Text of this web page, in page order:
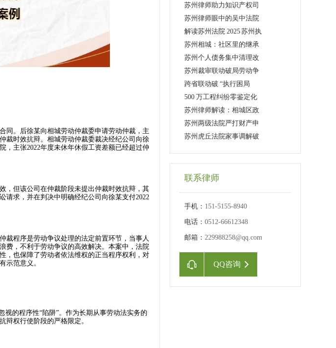
。后徐某向相城劳动仲裁委申请劳动仲裁，主
裁时效抗辩。相城劳动仲裁委裁决经纪公司向徐
，主张2022年度未休年休假工资差额已经超过仲
但该公司在仲裁阶段未提出仲裁时效抗辩，其
请求，并在判决中明确经纪公司向徐某支付2022
程序是劳动争议处理的法定前置环节，当事人
费，不利于劳动争议的高效解决。本案中，法院
，也保障了劳动者依法维权的正当程序权利，对
示范意义。
的程序性“陷阱”。作为长期从事劳动法实务的
辩权行使阶段的严格限定。
苏州律师助力知识产权司
苏州律师眼中的吴中法院
解读苏州法院 2025 苏州执
苏州相城：社区里的继承
苏州个人债务集中清理改
苏州裁审联动破局劳动争
跨省联动破 “执行困局
500 万工程纠纷零鉴定化
苏州律师解读：相城区政
苏州两级法院严打财产申
苏州虎丘法院家事调解破
联系律师
手机： 151-5155-8940
电话： 0512-66612348
邮箱： 229988258@qq.com
QQ咨询